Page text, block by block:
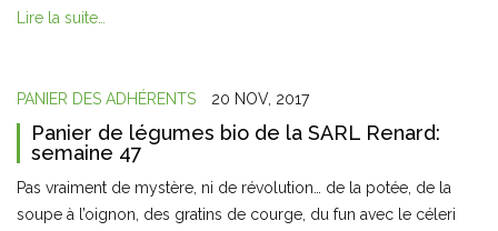
Lire la suite…
PANIER DES ADHÉRENTS 20 NOV, 2017
Panier de légumes bio de la SARL Renard:
semaine 47
Pas vraiment de mystère, ni de révolution… de la potée, de la
soupe à l’oignon, des gratins de courge, du fun avec le céleri